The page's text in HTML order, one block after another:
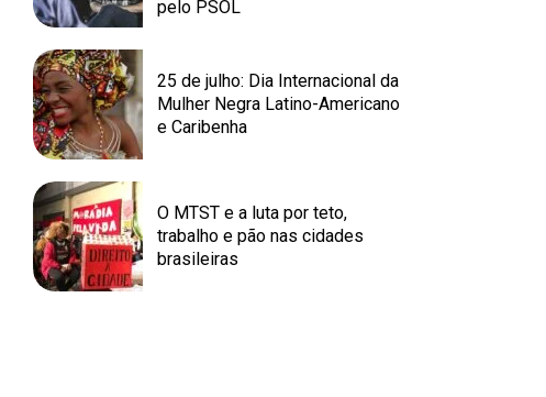
pelo PSOL
25 de julho: Dia Internacional da
Mulher Negra Latino-Americano
e Caribenha
O MTST e a luta por teto,
trabalho e pão nas cidades
brasileiras